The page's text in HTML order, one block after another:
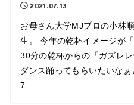
2021.07.13
お母さん大学MJプロの小林
生。 今年の乾杯イメージが
30分の乾杯からの「ガズレ
ダンス踊ってもらいたいなぁ
7...